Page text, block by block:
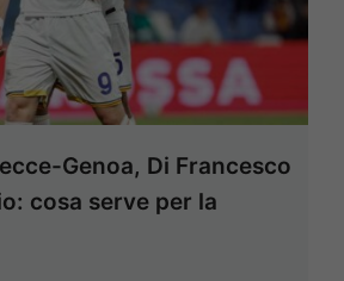
Genoa, Di Francesco
cosa serve per la